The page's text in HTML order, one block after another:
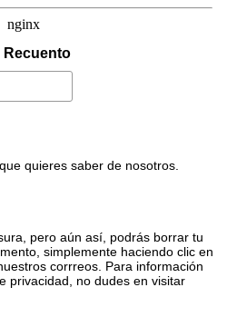
Recuento
quieres saber de nosotros.
pero aún así, podrás borrar tu
simplemente haciendo clic en
corrreos. Para información
privacidad, no dudes en visitar